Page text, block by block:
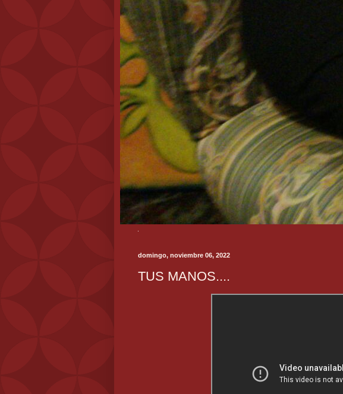
domingo, noviembre 06, 2022
TUS MANOS....